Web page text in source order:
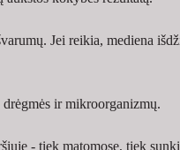
Jei reikia, mediena
ir mikroorganizmų.
- tiek matomose, tiek